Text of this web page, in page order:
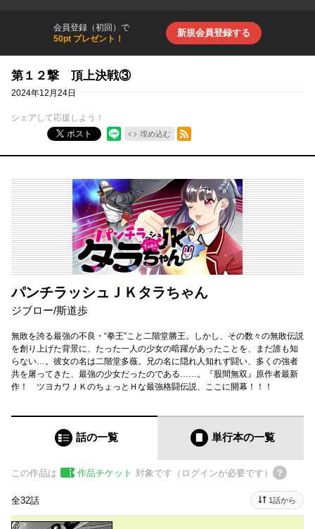
会員登録（初回）で
50pt プレゼント！
新規会員登録する
第１２撃 頂上決戦③
2024年12月24日
シェアして応援しよう！
ポスト
埋め込む
RSSフィード
パンチラッシュＪＫタラちゃん
ジブロー/斯道歩
無敗を誇る最強の不良・“拳王”こと二階堂勝王。しかし、その数々の無敗伝説
を創り上げた背景に、たった一人の少女の暗躍があったことを、まだ誰も知
らない…。彼女の名は二階堂多薇。兄の名に隠れ人知れず闘い、多くの強者
共を屠ってきた、最強の少女だったのである……。『股間無双』原作者最新
作！ ツヨカワＪＫのちょっとＨな最強格闘伝説、ここに開幕！！！
話の一覧 単行本の一覧
この作品は 作品チケット 対象です（ログインが必要です）
全32話 1話から